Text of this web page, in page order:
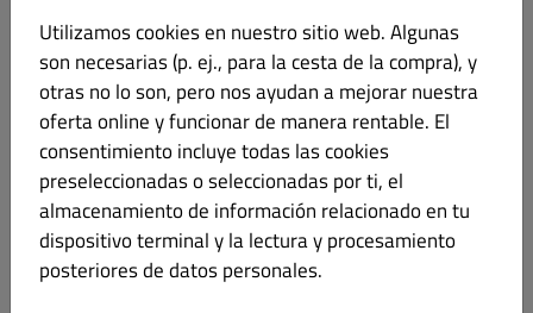
Pebrot vermell, carxofa, olives negres i
xampinyons naturals.
- Opció de Mida : Individual, Mitjana (+7€) o
Familiar (+15€)
Pizza Vegana € 11.00
Xampinyons naturals, pebrot vermell, ceba i
Utilizamos cookies en nuestro sitio web. Algunas
son necesarias (p. ej., para la cesta de la compra), y
otras no lo son, pero nos ayudan a mejorar nuestra
oferta online y funcionar de manera rentable. El
consentimiento incluye todas las cookies
preseleccionadas o seleccionadas por ti, el
almacenamiento de información relacionado en tu
dispositivo terminal y la lectura y procesamiento
posteriores de datos personales.